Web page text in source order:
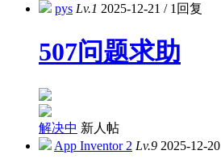
pys Lv.1 2025-12-21 /1回复
507问题求助
解决中 新人帖
App Inventor 2 Lv.9 2025-12-20